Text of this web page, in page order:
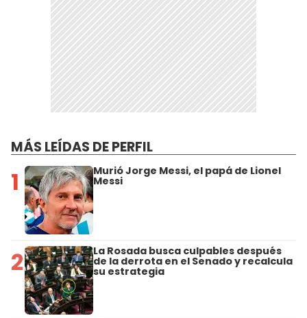
MÁS LEÍDAS DE PERFIL
1 Murió Jorge Messi, el papá de Lionel
Messi
2 La Rosada busca culpables después
de la derrota en el Senado y recalcula
su estrategia